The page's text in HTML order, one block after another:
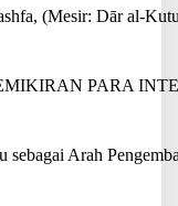
(Mesir: Dār al-
PARA
Arah